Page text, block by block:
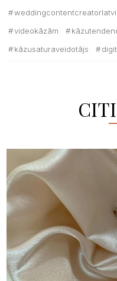
videokāzām
kāzusaturaveidotājs